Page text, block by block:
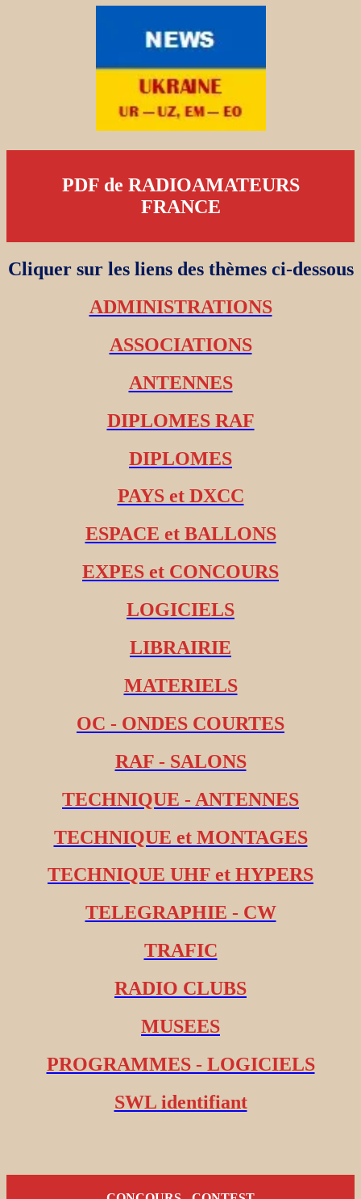
PDF de RADIOAMATEURS
FRANCE
Cliquer sur les liens des thèmes ci-dessous
ADMINISTRATIONS
ASSOCIATIONS
ANTENNES
DIPLOMES RAF
DIPLOMES
PAYS et DXCC
ESPACE et BALLONS
EXPES et CONCOURS
LOGICIELS
LIBRAIRIE
MATERIELS
OC - ONDES COURTES
RAF - SALONS
TECHNIQUE - ANTENNES
TECHNIQUE et MONTAGES
TECHNIQUE UHF et HYPERS
TELEGRAPHIE - CW
TRAFIC
RADIO CLUBS
MUSEES
PROGRAMMES - LOGICIELS
SWL identifiant